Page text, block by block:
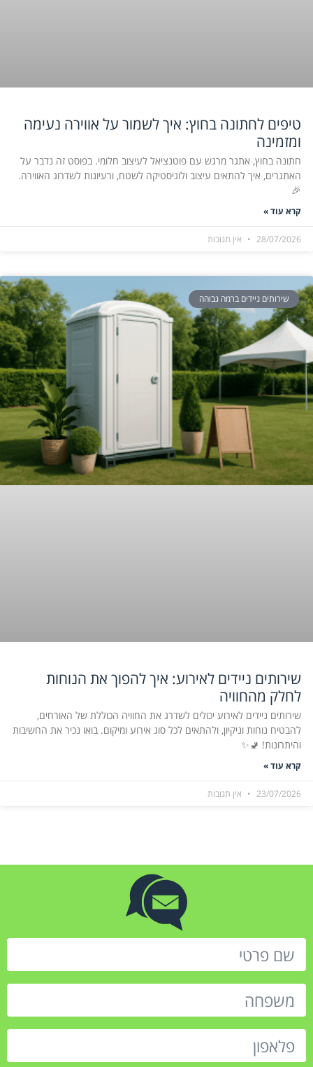
טיפים לחתונה בחוץ: איך לשמור על אווירה נעימה
ומזמינה
חתונה בחוץ, אתגר מרגש עם פוטנציאל לעיצוב חלומי. בפוסט זה נדבר על
האתגרים, איך להתאים עיצוב ולוגיסטיקה לשטח, ורעיונות לשדרוג האווירה.
🎉
קרא עוד »
28/07/2026 אין תגובות
שירותים ניידים ברמה גבוהה
שירותים ניידים לאירוע: איך להפוך את הנוחות
לחלק מהחוויה
שירותים ניידים לאירוע יכולים לשדרג את החוויה הכוללת של האורחים,
להבטיח נוחות וניקיון, ולהתאים לכל סוג אירוע ומיקום. בואו נכיר את החשיבות
והיתרונות! 🚽✨
קרא עוד »
23/07/2026 אין תגובות